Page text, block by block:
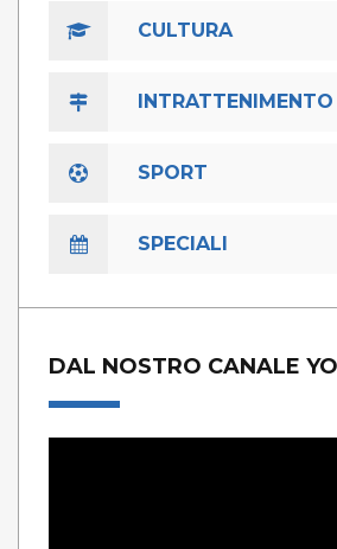
CULTURA
INTRATTENIMENTO
SPORT
SPECIALI
DAL NOSTRO CANALE